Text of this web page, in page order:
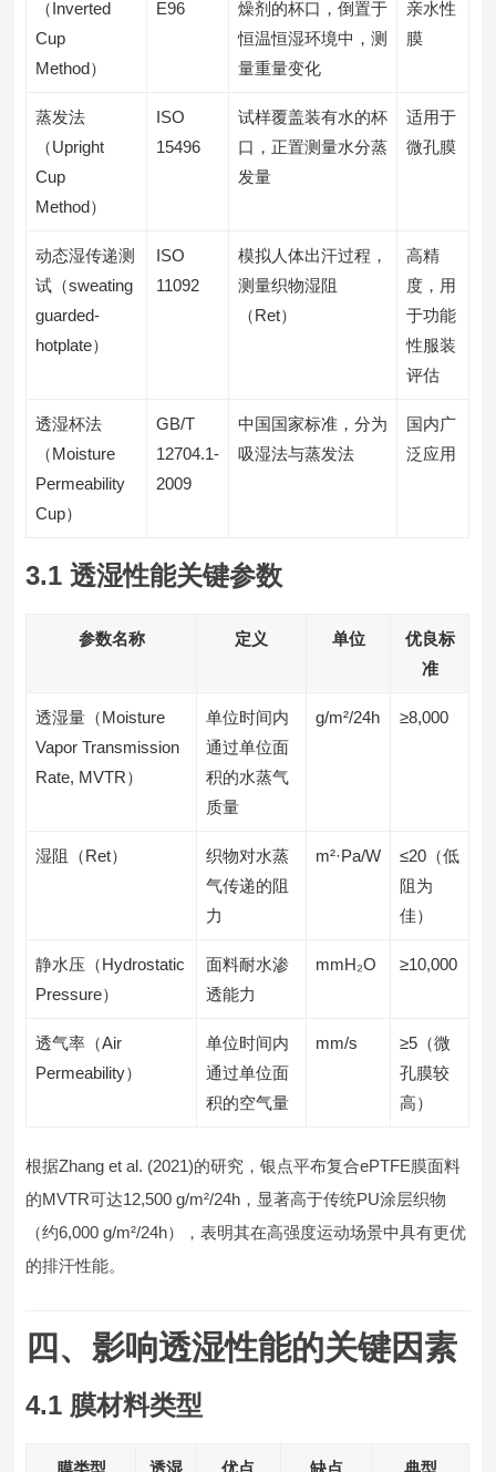
（Inverted
Cup
Method）
E96
燥剂的杯口，倒置于
恒温恒湿环境中，测
量重量变化
亲水性
膜
蒸发法
（Upright
Cup
Method）
ISO
15496
试样覆盖装有水的杯
口，正置测量水分蒸
发量
适用于
微孔膜
动态湿传递测
试（sweating
guarded-
hotplate）
ISO
11092
模拟人体出汗过程，
测量织物湿阻
（Ret）
高精
度，用
于功能
性服装
评估
透湿杯法
（Moisture
Permeability
Cup）
GB/T
12704.1-
2009
中国国家标准，分为
吸湿法与蒸发法
国内广
泛应用
3.1 透湿性能关键参数
参数名称 定义 单位
优良标
准
透湿量（Moisture
Vapor Transmission
Rate, MVTR）
单位时间内
通过单位面
积的水蒸气
质量
g/m²/24h ≥8,000
湿阻（Ret）
织物对水蒸
气传递的阻
力
m²·Pa/W
≤20（低
阻为
佳）
静水压（Hydrostatic
Pressure）
面料耐水渗
透能力
mmH₂O ≥10,000
透气率（Air
Permeability）
单位时间内
通过单位面
积的空气量
mm/s
≥5（微
孔膜较
高）
根据Zhang et al. (2021)的研究，银点平布复合ePTFE膜面料
的MVTR可达12,500 g/m²/24h，显著高于传统PU涂层织物
（约6,000 g/m²/24h），表明其在高强度运动场景中具有更优
的排汗性能。
四、影响透湿性能的关键因素
4.1 膜材料类型
膜类型 透湿 优点 缺点 典型